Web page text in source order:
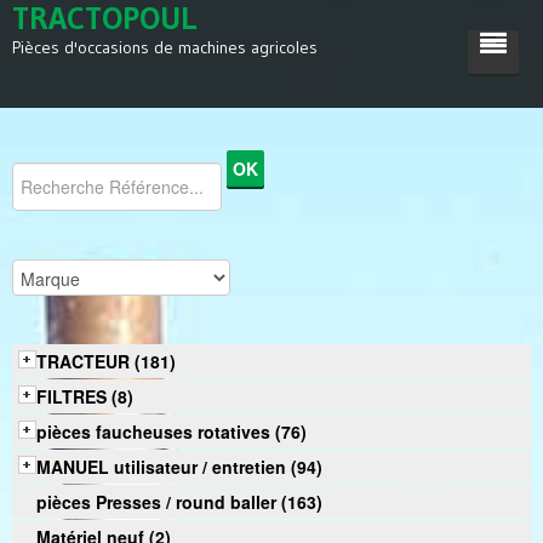
TRACTOPOUL
Pièces d'occasions de machines agricoles
TRACTEUR (181)
FILTRES (8)
pièces faucheuses rotatives (76)
MANUEL utilisateur / entretien (94)
pièces Presses / round baller (163)
Matériel neuf (2)
TRACTEUR
DIVERS
SATISFACTIONS
CONTACT